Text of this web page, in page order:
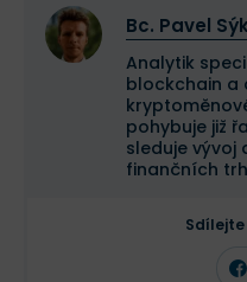
Bc. Pavel
Analytik
blockchain a
pohybuje již
sleduje
finančních